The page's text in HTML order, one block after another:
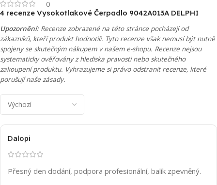
0
4 recenze Vysokotlakové Čerpadlo 9042A013A DELPHI
Upozornění:Recenze zobrazené na této stránce pocházejí od
zákazníků, kteří produkt hodnotili. Tyto recenze však nemusí být nutně
spojeny se skutečným nákupem v našem e-shopu. Recenze nejsou
systematicky ověřovány z hlediska pravosti nebo skutečného
zakoupení produktu. Vyhrazujeme si právo odstranit recenze, které
porušují naše zásady.
Dalopi
Přesný den dodání, podpora profesionální, balík zpevněný.